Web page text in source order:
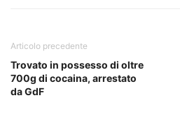
Articolo precedente
Trovato in possesso di oltre
700g di cocaina, arrestato
da GdF